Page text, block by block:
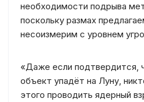
необходимости подрыва
поскольку размах
несоизмерим с уровнем
«Даже если подтвердится,
объект упадёт на Луну,
этого проводить ядерный